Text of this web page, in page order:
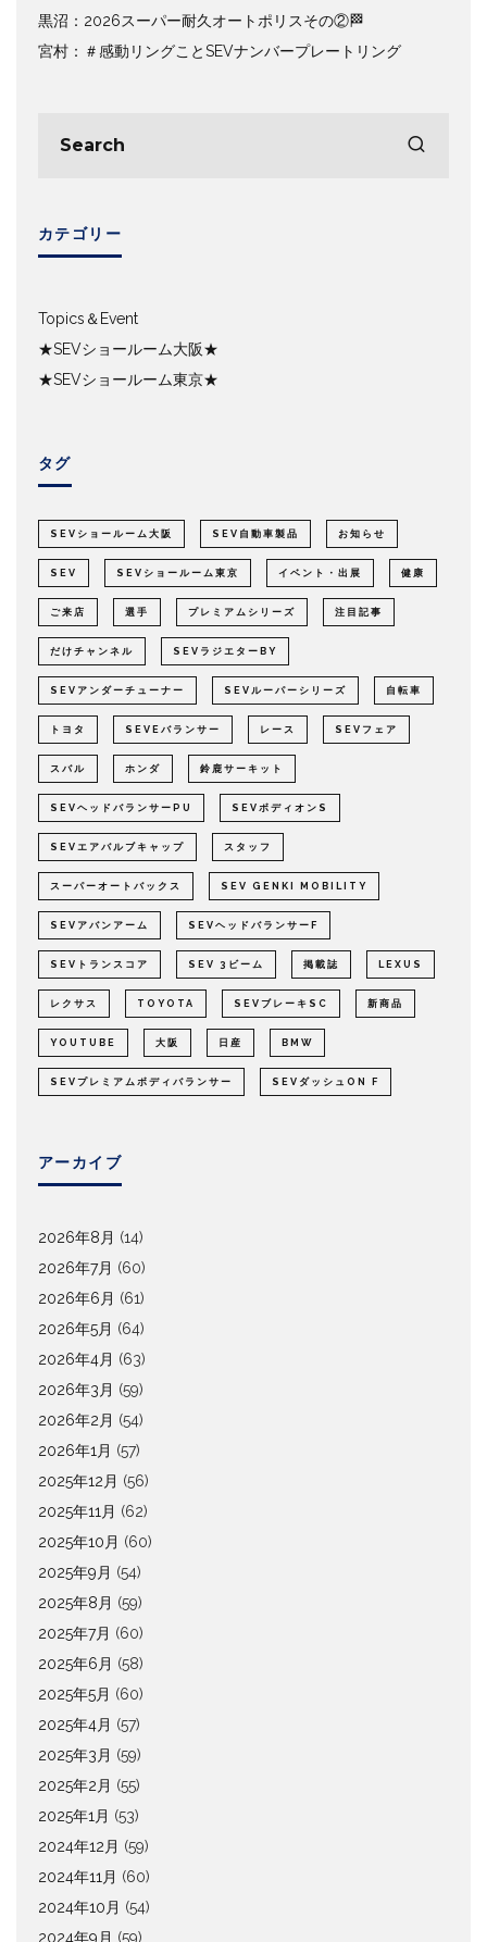
黒沼：2026スーパー耐久オートポリスその②🏁
宮村：＃感動リングことSEVナンバープレートリング
カテゴリー
Topics＆Event
★SEVショールーム大阪★
★SEVショールーム東京★
タグ
SEVショールーム大阪 SEV自動車製品 お知らせ
SEV SEVショールーム東京 イベント・出展 健康
ご来店 選手 プレミアムシリーズ 注目記事
だけチャンネル SEVラジエターBY
SEVアンダーチューナー SEVルーパーシリーズ 自転車
トヨタ SEVEバランサー レース SEVフェア
スバル ホンダ 鈴鹿サーキット
SEVヘッドバランサーPU SEVボディオンS
SEVエアバルブキャップ スタッフ
スーパーオートバックス SEV GENKI MOBILITY
SEVアバンアーム SEVヘッドバランサーF
SEVトランスコア SEV 3ビーム 掲載誌 LEXUS
レクサス TOYOTA SEVブレーキSC 新商品
YOUTUBE 大阪 日産 BMW
SEVプレミアムボディバランサー SEVダッシュON F
アーカイブ
2026年8月 (14)
2026年7月 (60)
2026年6月 (61)
2026年5月 (64)
2026年4月 (63)
2026年3月 (59)
2026年2月 (54)
2026年1月 (57)
2025年12月 (56)
2025年11月 (62)
2025年10月 (60)
2025年9月 (54)
2025年8月 (59)
2025年7月 (60)
2025年6月 (58)
2025年5月 (60)
2025年4月 (57)
2025年3月 (59)
2025年2月 (55)
2025年1月 (53)
2024年12月 (59)
2024年11月 (60)
2024年10月 (54)
2024年9月 (59)